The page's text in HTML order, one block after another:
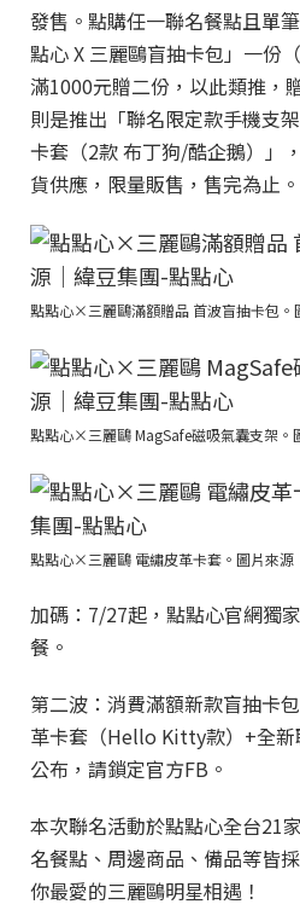
發售。點購任一聯名餐點且單
點心 X 三麗鷗盲抽卡包」一份
滿1000元贈二份，以此類推，
則是推出「聯名限定款手機支
卡套（2款 布丁狗/酷企鵝）」
貨供應，限量販售，售完為止。
點點心×三麗鷗滿額贈品 首波盲抽卡包。
點點心×三麗鷗 MagSafe磁吸氣囊支架。
點點心×三麗鷗 電繡皮革卡套。圖片來源
加碼：7/27起，點點心官網獨
餐。
第二波：消費滿額新款盲抽卡
革卡套（Hello Kitty款）+全新
公布，請鎖定官方FB。
本次聯名活動於點點心全台21
名餐點、周邊商品、備品等皆
你最愛的三麗鷗明星相遇！